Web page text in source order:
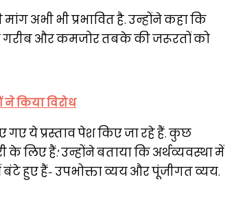
अभी भी प्रभावित है. उन्होंने कहा कि
ने गरीब और कमजोर तबके की जरूरतों को
ने किया विरोध
गए ये प्रस्ताव पेश किए जा रहे हैं. कुछ
लिए हैं.’ उन्होंने बताया कि अर्थव्यवस्था में
बंटे हुए हैं- उपभोक्ता व्यय और पूंजीगत व्यय.